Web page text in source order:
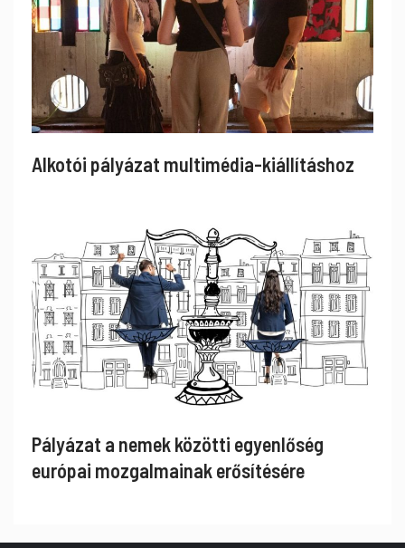
Alkotói pályázat multimédia-kiállításhoz
Pályázat a nemek közötti egyenlőség
európai mozgalmainak erősítésére